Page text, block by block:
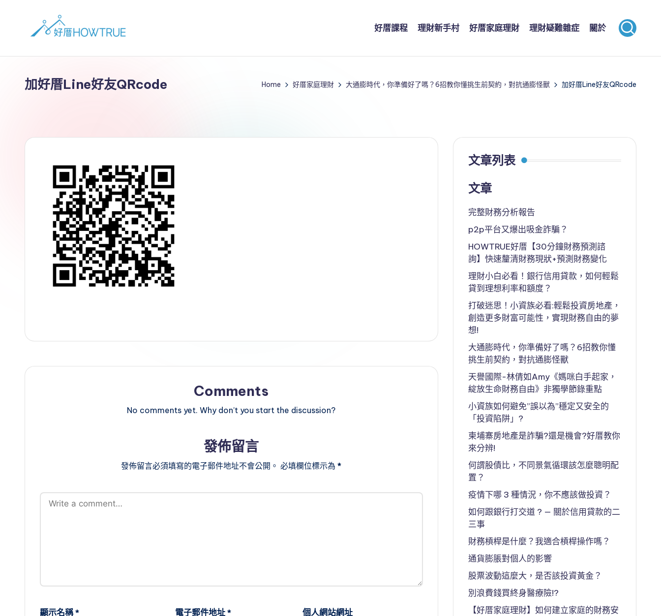
好厝課程 理財新手村 好厝家庭理財 理財疑難雜症 關於
加好厝Line好友QRcode Home 好厝家庭理財 大通膨時代，你準備好了嗎？6招教你懂挑生前契約，對抗通膨怪獸 加好厝Line好友QRcode
Comments
No comments yet. Why don’t you start the discussion?
發佈留言
發佈留言必須填寫的電子郵件地址不會公開。 必填欄位標示為*
顯示名稱* 電子郵件地址* 個人網站網址
文章列表
文章
完整財務分析報告
p2p平台又爆出吸金詐騙？
HOWTRUE好厝【30分鐘財務預測諮
詢】快速釐清財務現狀+預測財務變化
理財小白必看！銀行信用貸款，如何輕鬆
貸到理想利率和額度？
打破迷思！小資族必看:輕鬆投資房地產，
創造更多財富可能性，實現財務自由的夢
想!
大通膨時代，你準備好了嗎？6招教你懂
挑生前契約，對抗通膨怪獸
天譽國際-林倩如Amy《媽咪白手起家，
綻放生命財務自由》非獨學節錄重點
小資族如何避免”誤以為”穩定又安全的
「投資陷阱」?
柬埔寨房地產是詐騙?還是機會?好厝教你
來分辨!
何謂股債比，不同景氣循環該怎麼聰明配
置？
疫情下哪 3 種情況，你不應該做投資？
如何跟銀行打交道 ? — 關於信用貸款的二
三事
財務槓桿是什麼？我適合槓桿操作嗎？
通貨膨脹對個人的影響
股票波動這麼大，是否該投資黃金？
別浪費錢買終身醫療險!?
【好厝家庭理財】如何建立家庭的財務安